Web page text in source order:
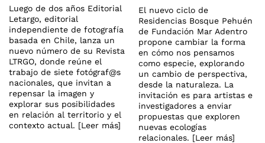
Luego de dos años Editorial
Letargo, editorial
independiente de fotografía
basada en Chile, lanza un
nuevo número de su Revista
LTRGO, donde reúne el
trabajo de siete fotógraf@s
nacionales, que invitan a
repensar la imagen y
explorar sus posibilidades
en relación al territorio y el
contexto actual. [Leer más]
El nuevo ciclo de
Residencias Bosque Pehuén
de Fundación Mar Adentro
propone cambiar la forma
en cómo nos pensamos
como especie, explorando
un cambio de perspectiva,
desde la naturaleza. La
invitación es para artistas e
investigadores a enviar
propuestas que exploren
nuevas ecologías
relacionales. [Leer más]